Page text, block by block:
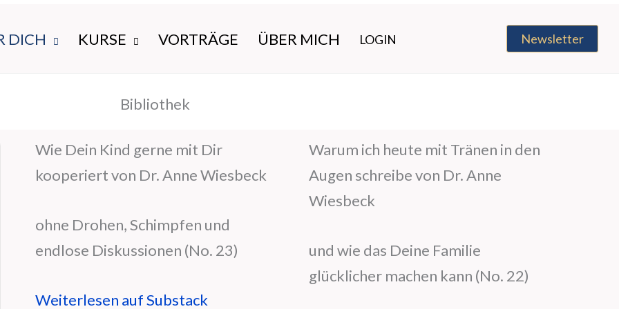
DICH KURSE VORTRÄGE ÜBER MICH LOGIN Newsletter
Bibliothek
Wie Dein Kind gerne mit Dir
kooperiert von Dr. Anne Wiesbeck
ohne Drohen, Schimpfen und
endlose Diskussionen (No. 23)
Weiterlesen auf Substack
Warum ich heute mit Tränen in den
Augen schreibe von Dr. Anne
Wiesbeck
und wie das Deine Familie
glücklicher machen kann (No. 22)